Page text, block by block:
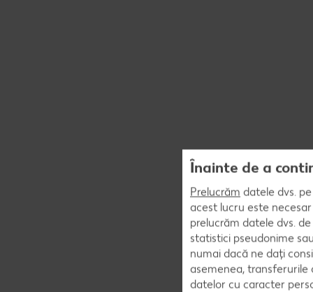
Înainte de a
Prelucrăm datele dvs.
acest lucru este
prelucrăm datele dvs.
statistici pseudonime
numai dacă ne dați
asemenea,
datelor cu caracter